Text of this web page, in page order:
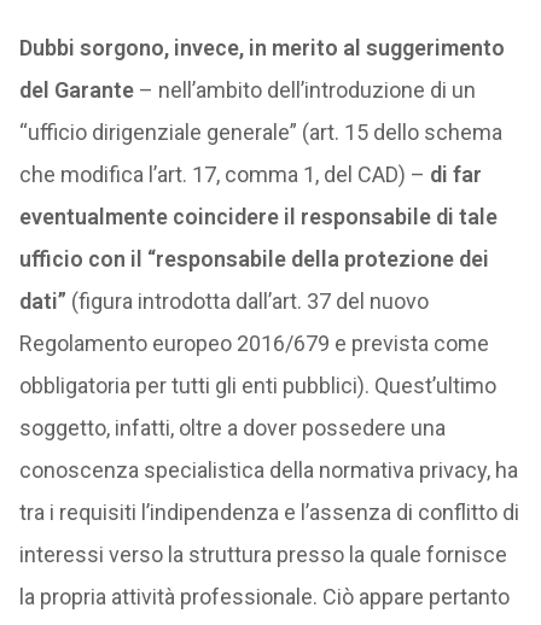
Dubbi sorgono, invece, in merito al suggerimento
del Garante– nell’ambito dell’introduzione di un
“ufficio dirigenziale generale” (art. 15 dello schema
che modifica l’art. 17, comma 1, del CAD) – di far
eventualmente coincidere il responsabile di tale
ufficio con il “responsabile della protezione dei
dati” (figura introdotta dall’art. 37 del nuovo
Regolamento europeo 2016/679 e prevista come
obbligatoria per tutti gli enti pubblici). Quest’ultimo
soggetto, infatti, oltre a dover possedere una
conoscenza specialistica della normativa privacy, ha
tra i requisiti l’indipendenza e l’assenza di conflitto di
interessi verso la struttura presso la quale fornisce
la propria attività professionale. Ciò appare pertanto